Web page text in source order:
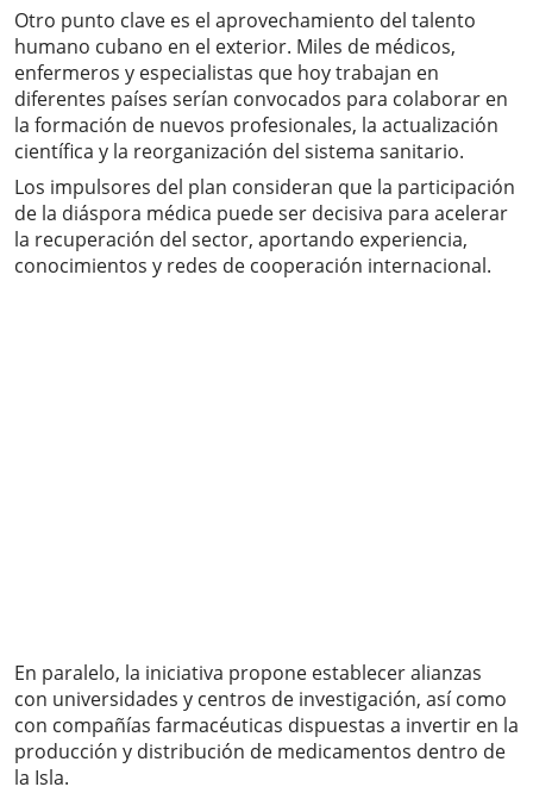
Otro punto clave es el aprovechamiento del talento
humano cubano en el exterior. Miles de médicos,
enfermeros y especialistas que hoy trabajan en
diferentes países serían convocados para colaborar en
la formación de nuevos profesionales, la actualización
científica y la reorganización del sistema sanitario.
Los impulsores del plan consideran que la participación
de la diáspora médica puede ser decisiva para acelerar
la recuperación del sector, aportando experiencia,
conocimientos y redes de cooperación internacional.
En paralelo, la iniciativa propone establecer alianzas
con universidades y centros de investigación, así como
con compañías farmacéuticas dispuestas a invertir en la
producción y distribución de medicamentos dentro de
la Isla.